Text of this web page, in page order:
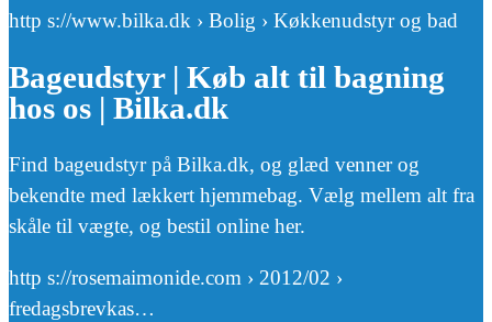
http s://www.bilka.dk › Bolig › Køkkenudstyr og bad
Bageudstyr | Køb alt til bagning
hos os | Bilka.dk
Find bageudstyr på Bilka.dk, og glæd venner og
bekendte med lækkert hjemmebag. Vælg mellem alt fra
skåle til vægte, og bestil online her.
http s://rosemaimonide.com › 2012/02 ›
fredagsbrevkas…